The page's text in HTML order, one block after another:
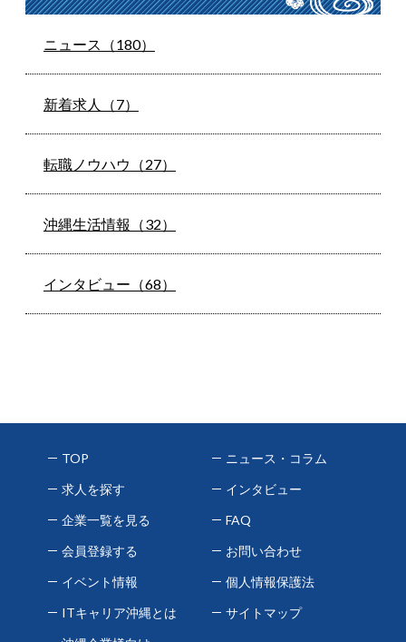
ニュース（180）
新着求人（7）
転職ノウハウ（27）
沖縄生活情報（32）
インタビュー（68）
TOP
求人を探す
企業一覧を見る
会員登録する
イベント情報
ITキャリア沖縄とは
ニュース・コラム
インタビュー
FAQ
お問い合わせ
個人情報保護法
サイトマップ